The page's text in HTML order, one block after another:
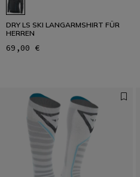
DRY LS SKI LANGARMSHIRT FÜR
HERREN
69,00 €